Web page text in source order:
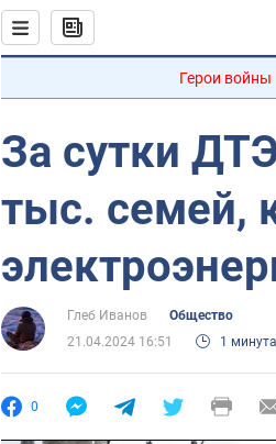
Герои войны
За сутки
тыс. семей,
Глеб Иванов
Общество
21.04.2024 16:51
1 минута
0